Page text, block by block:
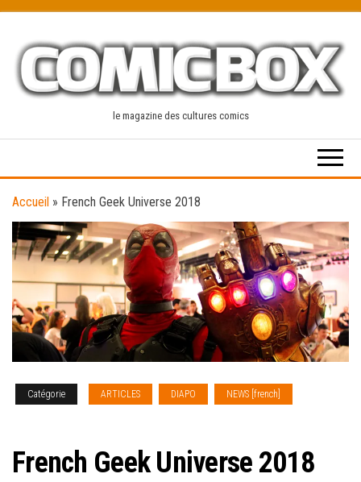
content
le magazine des cultures comics
Accueil » French Geek Universe 2018
Catégorie ARTICLES DIAPO
NEWS [french]
French Geek Universe 2018